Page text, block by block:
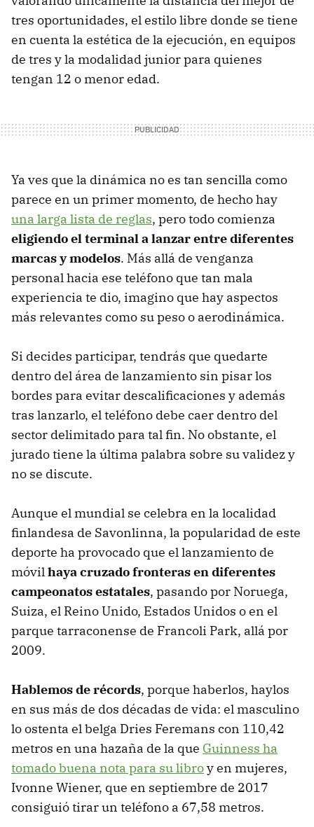
tres oportunidades, el estilo libre donde se tiene
en cuenta la estética de la ejecución, en equipos
de tres y la modalidad junior para quienes
tengan 12 o menor edad.
Ya ves que la dinámica no es tan sencilla como
parece en un primer momento, de hecho hay
una larga lista de reglas, pero todo comienza
eligiendo el terminal a lanzar entre diferentes
marcas y modelos. Más allá de venganza
personal hacia ese teléfono que tan mala
experiencia te dio, imagino que hay aspectos
más relevantes como su peso o aerodinámica.
Si decides participar, tendrás que quedarte
dentro del área de lanzamiento sin pisar los
bordes para evitar descalificaciones y además
tras lanzarlo, el teléfono debe caer dentro del
sector delimitado para tal fin. No obstante, el
jurado tiene la última palabra sobre su validez y
no se discute.
Aunque el mundial se celebra en la localidad
finlandesa de Savonlinna, la popularidad de este
deporte ha provocado que el lanzamiento de
móvilhaya cruzado fronteras en diferentes
campeonatos estatales, pasando por Noruega,
Suiza, el Reino Unido, Estados Unidos o en el
parque tarraconense de Francoli Park, allá por
2009.
Hablemos de récords, porque haberlos, haylos
en sus más de dos décadas de vida: el masculino
lo ostenta el belga Dries Feremans con 110,42
metros en una hazaña de la que Guinness ha
tomado buena nota para su libroy en mujeres,
Ivonne Wiener, que en septiembre de 2017
consiguió tirar un teléfono a 67,58 metros.